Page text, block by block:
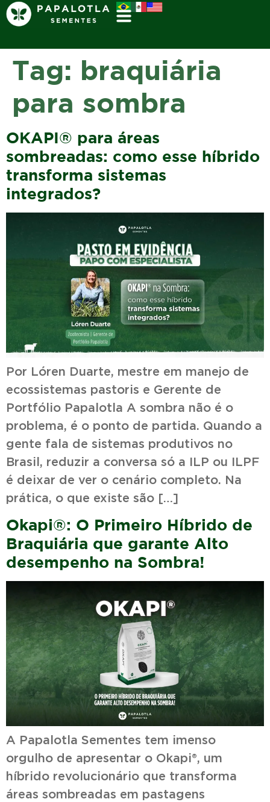
Tag: braquiária
para sombra
OKAPI® para áreas
sombreadas: como esse híbrido
transforma sistemas
integrados?
Por Lóren Duarte, mestre em manejo de
ecossistemas pastoris e Gerente de
Portfólio Papalotla A sombra não é o
problema, é o ponto de partida. Quando a
gente fala de sistemas produtivos no
Brasil, reduzir a conversa só a ILP ou ILPF
é deixar de ver o cenário completo. Na
prática, o que existe são […]
Okapi®: O Primeiro Híbrido de
Braquiária que garante Alto
desempenho na Sombra!
A Papalotla Sementes tem imenso
orgulho de apresentar o Okapi®, um
híbrido revolucionário que transforma
áreas sombreadas em pastagens